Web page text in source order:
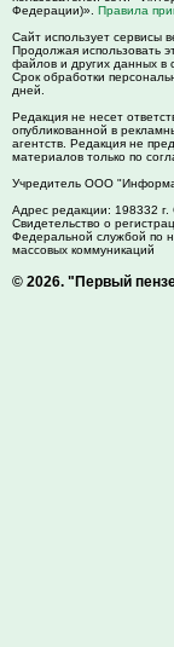
Федерации)». Правила
Сайт использует сервисы
Продолжая использовать
файлов и других данных в
Срок обработки
дней.
Редакция не несет
опубликованной в
агентств. Редакция не
материалов только по
Учредитель ООО
Адрес редакции: 198332 г.
Свидетельство о
Федеральной службой по
массовых коммуникаций
© 2026. "Первый